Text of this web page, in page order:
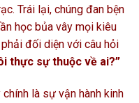
Trái lại, chúng đan bện
học bủa vây mọi kiêu
đối diện với câu hỏi
thực sự thuộc về ai?”
là sự vận hành kinh